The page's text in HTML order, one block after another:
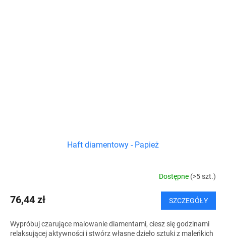
Haft diamentowy - Papież
Dostępne (>5 szt.)
76,44 zł SZCZEGÓŁY
Wypróbuj czarujące malowanie diamentami, ciesz się godzinami
relaksującej aktywności i stwórz własne dzieło sztuki z maleńkich